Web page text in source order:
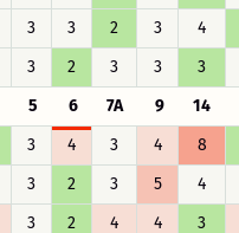
3 3 2 3 4
3 2 3 3 3
5 6 7A 9 14
3 4 3 4 8
3 2 3 5 4
3 2 4 4 3